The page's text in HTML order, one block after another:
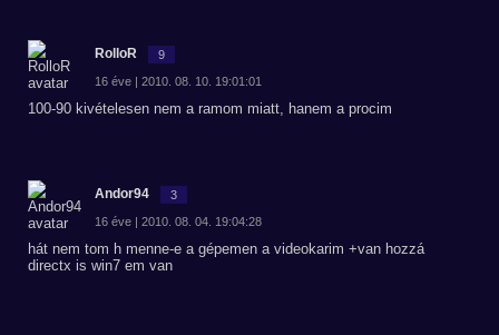
RolloR 9
16 éve | 2010. 08. 10. 19:01:01
100-90 kivételesen nem a ramom miatt, hanem a procim
Andor94 3
16 éve | 2010. 08. 04. 19:04:28
hát nem tom h menne-e a gépemen a videokarim +van hozzá
directx is win7 em van